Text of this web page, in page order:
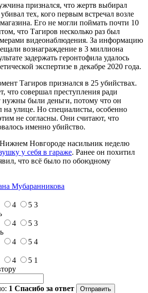
признался, что жертв выбирал
тех, кого первым встречал возле
Его не могли поймать почти 10
что Тагиров несколько раз был
видеонаблюдения. За информацию
вознаграждение в 3 миллиона
задержать геронтофила удалось
экспертизе в декабре 2020 года.
Тагиров признался в 25 убийствах.
что совершал преступления ради
были деньги, потому что он
на улице. Но специалисты, особенно
не согласны. Они считают, что
именно убийство.
Новгороде насильник неделю
у себя в гараже. Ранее он похитил
что всё было по обоюдному
Мубаранникова
4 5 3
4 5 3
4 5 4
4 5 1
1 Спасибо за ответ